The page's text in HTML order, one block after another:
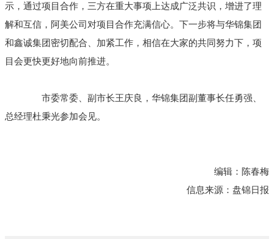
示，通过项目合作，三方在重大事项上达成广泛共识，增进了理
解和互信，阿美公司对项目合作充满信心。下一步将与华锦集团
和鑫诚集团密切配合、加紧工作，相信在大家的共同努力下，项
目会更快更好地向前推进。
市委常委、副市长王庆良，华锦集团副董事长任勇强、
总经理杜秉光参加会见。
编辑： 陈春梅
信息来源： 盘锦日报